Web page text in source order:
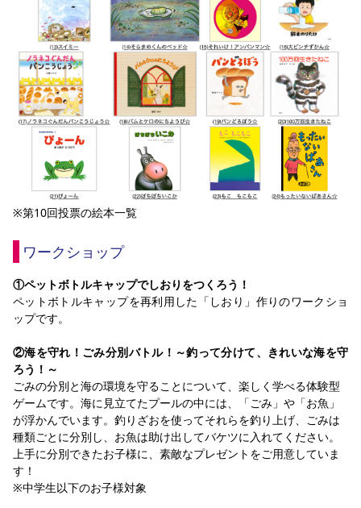
※第10回投票の絵本一覧
ワークショップ
①ペットボトルキャップでしおりをつくろう！
ペットボトルキャップを再利用した「しおり」作りのワークショ
ップです。
②海を守れ！ごみ分別バトル！～釣って分けて、きれいな海を守
ろう！～
ごみの分別と海の環境を守ることについて、楽しく学べる体験型
ゲームです。海に見立てたプールの中には、「ごみ」や「お魚」
が浮かんでいます。釣りざおを使ってそれらを釣り上げ、ごみは
種類ごとに分別し、お魚は助け出してバケツに入れてください。
上手に分別できたお子様に、素敵なプレゼントをご用意していま
す！
※中学生以下のお子様対象